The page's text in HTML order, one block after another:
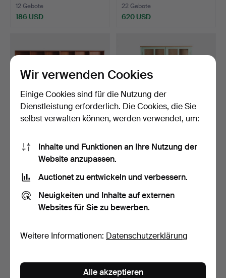
12 Gebote
186 USD
22 Gebote
620 USD
PETER LØVIG NIELSEN.
Regalsystem aus Teakh…
Beendet 29. Jun 2026
22 Gebote
Vitrineschrank aus
bemaltem Holz, Scheiben…
6 Gebote
Wir verwenden Cookies
Einige Cookies sind für die Nutzung der
Dienstleistung erforderlich. Die Cookies, die Sie
selbst verwalten können, werden verwendet, um:
Inhalte und Funktionen an Ihre Nutzung der
Website anzupassen.
Auctionet zu entwickeln und verbessern.
Neuigkeiten und Inhalte auf externen
Websites für Sie zu bewerben.
Weitere Informationen: Datenschutzerklärung
Alle akzeptieren